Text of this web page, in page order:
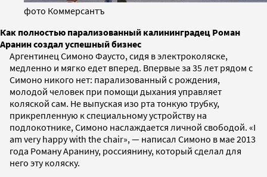
фото Коммерсантъ
Как полностью парализованный калининградец Роман
Аранин создал успешный бизнес
Аргентинец Симоно Фаусто, сидя в электроколяске,
медленно и мягко едет вперед. Впервые за 35 лет рядом с
Симоно никого нет: парализованный с рождения,
молодой человек при помощи дыхания управляет
коляской сам. Не выпуская изо рта тонкую трубку,
прикрепленную к специальному устройству на
подлокотнике, Симоно наслаждается личной свободой. «I
am very happy with the chair», — написал Симоно в мае 2013
года Роману Аранину, россиянину, который сделал для
него эту коляску.